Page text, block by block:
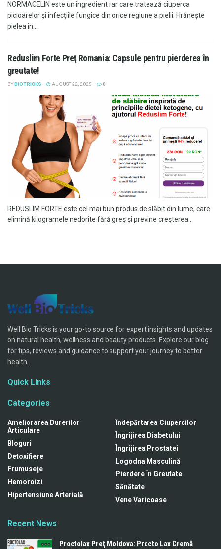
NORMACELIN este un ingredient rar care tratează ciuperca
picioarelor și infecțiile fungice din orice regiune a pielii. Hrănește
pielea în...
Reduslim Forte Preţ Romania: Capsule pentru pierderea în
greutate!
BY BIOTRICKS AUGUST 22, 2025 0
REDUSLIM FORTE este cel mai bun produs de slăbit din lume, care
elimină kilogramele nedorite fără greș și previne creșterea...
Well Bio Tricks is your go-to source for expert insights and updates
on natural health, wellness and beauty products. Explore our blog
for tips, reviews and guidance to support your journey to better
health.
Quick Links
Categories
Ameliorarea Durerilor
Articulare
Bloguri
Detoxifiere
Frumuseţe
Hemoroizi
Hipertensiune Arterială
Îndepărtarea Ciupercilor
Îngrijirea Diabetului
Îngrijirea Prostatei
Logodna Masculină
Pierdere În Greutate
Sănătate
Vene Varicoase
Recent News
Proctolax Preţ Moldova: Procto Lax Cremă